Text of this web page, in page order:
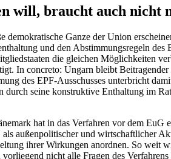
will, braucht auch nicht
demokratische Ganze der Union
und den Abstimmungsregeln
die gleichen Möglichkeiten
In concreto: Ungarn bleibt
des EPF-Ausschusses unterbricht
seine konstruktive Enthaltung im
hat in das Verfahren vor dem EuG
außenpolitischer und wirtschaftlicher
ihrer Wirkungen anordnen. So weit
nicht alle Fragen des